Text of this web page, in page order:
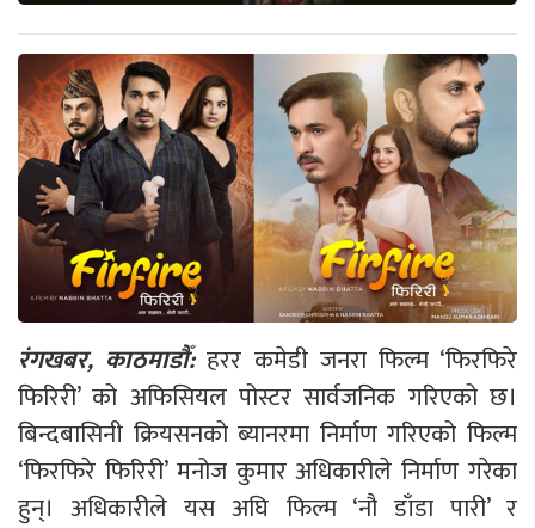
रंगखबर, काठमाडौँ:हरर कमेडी जनरा फिल्म ‘फिरफिरे
फिरिरी’ को अफिसियल पोस्टर सार्वजनिक गरिएको छ।
बिन्दबासिनी क्रियसनको ब्यानरमा निर्माण गरिएको फिल्म
‘फिरफिरे फिरिरी’ मनोज कुमार अधिकारीले निर्माण गरेका
हुन्। अधिकारीले यस अघि फिल्म ‘नौ डाँडा पारी’ र